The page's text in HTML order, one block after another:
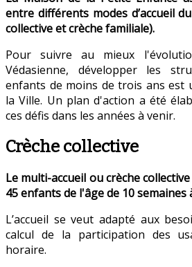
entre différents modes d’accueil
collective et crèche familiale).
Pour suivre au mieux
Védasienne, développer les
enfants de moins de trois ans est
la Ville. Un plan d'action a été
ces défis dans les années à venir.
Crèche collective
Le multi-accueil ou crèche
45 enfants de l'âge de 10 semaines
L’accueil se veut adapté aux
calcul de la participation des
horaire.